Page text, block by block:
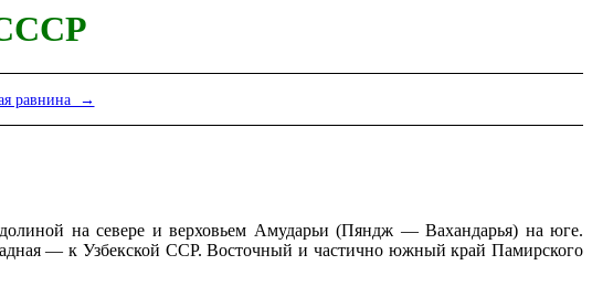
равнина →
на севере и верховьем Амударьи (Пяндж — Вахандарья) на юге.
— к Узбекской ССР. Восточный и частично южный край Памирского